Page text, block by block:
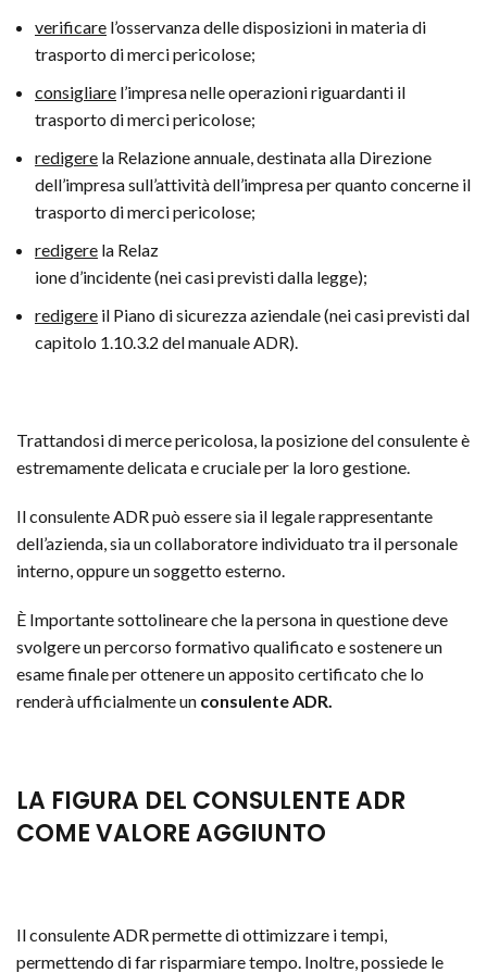
verificare l’osservanza delle disposizioni in materia di
trasporto di merci pericolose;
consigliare l’impresa nelle operazioni riguardanti il
trasporto di merci pericolose;
redigere la Relazione annuale, destinata alla Direzione
dell’impresa sull’attività dell’impresa per quanto concerne il
trasporto di merci pericolose;
redigere la Relaz
ione d’incidente (nei casi previsti dalla legge);
redigere il Piano di sicurezza aziendale (nei casi previsti dal
capitolo 1.10.3.2 del manuale ADR).
Trattandosi di merce pericolosa, la posizione del consulente è
estremamente delicata e cruciale per la loro gestione.
Il consulente ADR può essere sia il legale rappresentante
dell’azienda, sia un collaboratore individuato tra il personale
interno, oppure un soggetto esterno.
È Importante sottolineare che la persona in questione deve
svolgere un percorso formativo qualificato e sostenere un
esame finale per ottenere un apposito certificato che lo
renderà ufficialmente un consulente ADR.
LA FIGURA DEL CONSULENTE ADR
COME VALORE AGGIUNTO
Il consulente ADR permette di ottimizzare i tempi,
permettendo di far risparmiare tempo. Inoltre, possiede le